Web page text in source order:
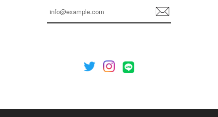
を心がけてまいります。 またお探しの商品がござ
欲しかったものが買えて嬉しいです！ またお願いします。
登
録